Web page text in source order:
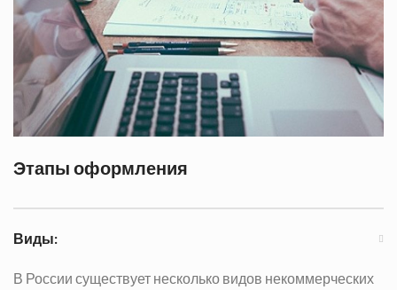
Этапы оформления
Виды:
В России существует несколько видов некоммерческих